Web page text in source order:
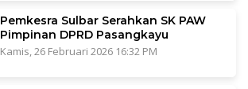
Pemkesra Sulbar Serahkan SK PAW
Pimpinan DPRD Pasangkayu
Kamis, 26 Februari 2026 16:32 PM